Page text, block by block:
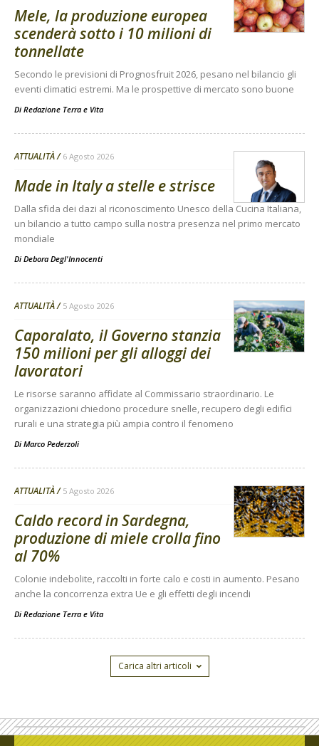
Mele, la produzione europea
scenderà sotto i 10 milioni di
tonnellate
Secondo le previsioni di Prognosfruit 2026, pesano nel bilancio gli
eventi climatici estremi. Ma le prospettive di mercato sono buone
Di Redazione Terra e Vita
ATTUALITÀ 6 Agosto 2026
Made in Italy a stelle e strisce
Dalla sfida dei dazi al riconoscimento Unesco della Cucina Italiana,
un bilancio a tutto campo sulla nostra presenza nel primo mercato
mondiale
Di Debora Degl'Innocenti
ATTUALITÀ 5 Agosto 2026
Caporalato, il Governo stanzia
150 milioni per gli alloggi dei
lavoratori
Le risorse saranno affidate al Commissario straordinario. Le
organizzazioni chiedono procedure snelle, recupero degli edifici
rurali e una strategia più ampia contro il fenomeno
Di Marco Pederzoli
ATTUALITÀ 5 Agosto 2026
Caldo record in Sardegna,
produzione di miele crolla fino
al 70%
Colonie indebolite, raccolti in forte calo e costi in aumento. Pesano
anche la concorrenza extra Ue e gli effetti degli incendi
Di Redazione Terra e Vita
Carica altri articoli